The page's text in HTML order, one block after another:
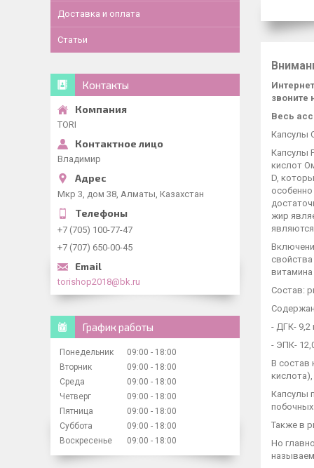
звоните
Весь
Капсулы
Капсулы
кислот
D,
жир
витамина
Состав:
- ДГК- 9,2
- ЭПК-
В состав
Капсулы
Также в
Но
Доставка и оплата
Статьи
Контакты
TORI
Владимир
Мкр 3, дом 38, Алматы, Казахстан
+7 (705) 100-77-47
+7 (707) 650-00-45
torishop2018@bk.ru
График работы
Понедельник 09:00
18:00
Вторник
09:00
18:00
Среда
09:00
18:00
Четверг
09:00
18:00
Пятница
09:00
18:00
Суббота
09:00
18:00
Воскресенье
09:00 18:00